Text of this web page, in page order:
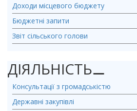
Доходи місцевого бюджету
Бюджетні запити
Звіт сільського голови
ДІЯЛЬНІСТЬ⚊
Консультації з громадськістю
Державні закупівлі